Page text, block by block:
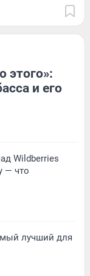
этого»:
и его
Wildberries
— что
лучший для